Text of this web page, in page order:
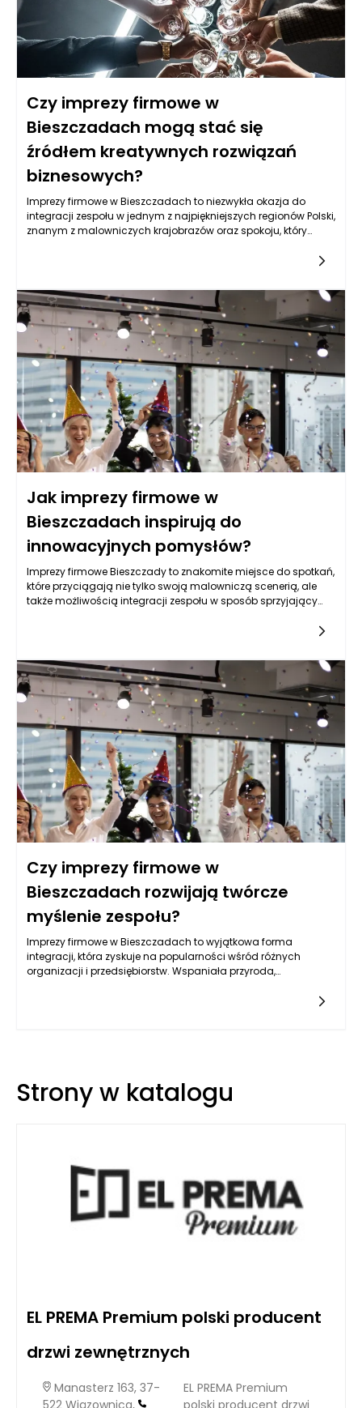
Czy imprezy firmowe w
Bieszczadach mogą stać się
źródłem kreatywnych rozwiązań
biznesowych?
Imprezy firmowe w Bieszczadach to niezwykła okazja do
integracji zespołu w jednym z najpiękniejszych regionów Polski,
znanym z malowniczych krajobrazów oraz spokoju, który
codzienne wyzwania zawodowe. Wyjazdy w góry dostarczają
również idealnych warunków do budowania relacji i
zacieśniania więzi interpersonalnych, co z kolei wpływa na
atmosferę w pracy i otwartość ludzi na innowacyjne pomysły.
Jak imprezy firmowe w
Bieszczadach inspirują do
innowacyjnych pomysłów?
Imprezy firmowe Bieszczady to znakomite miejsce do spotkań,
które przyciągają nie tylko swoją malowniczą scenerią, ale
także możliwością integracji zespołu w sposób sprzyjający
na nastrój pracowników, a zmiana otoczenia ze szkodliwego
sprzyja odprężeniu umysłu. Może to prowadzić do lepszej
współpracy, wytwarzania nowatorskich pomysłów oraz
skupienia, które nie miało miejsce w codziennych biurowych
warunkach. Zbierając się w tym malowniczym regionie, zespół
ma szansę na znaczące odświeżenie, a zmiana perspektywy
może skutkować zaskakującymi i innowacyjnymi
rozwiązaniami.
Czy imprezy firmowe w
Bieszczadach rozwijają twórcze
myślenie zespołu?
Imprezy firmowe w Bieszczadach to wyjątkowa forma
integracji, która zyskuje na popularności wśród różnych
organizacji i przedsiębiorstw. Wspaniała przyroda,
miejsce do stymulowania innowacyjności.
Strony w katalogu
EL PREMA Premium polski producent
drzwi zewnętrznych
Manasterz 163, 37-
EL PREMA Premium